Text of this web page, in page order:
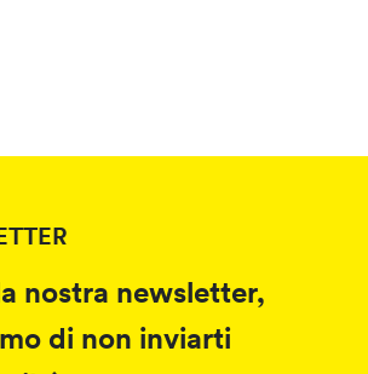
nostra newsletter,
di non inviarti